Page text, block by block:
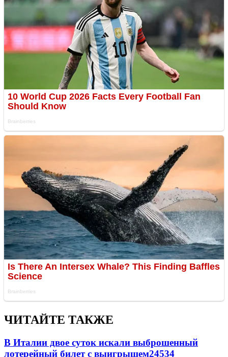
ЧИТАЙТЕ ТАКЖЕ
В Италии двое суток искали выброшенный
лотерейный билет с выигрышем24534